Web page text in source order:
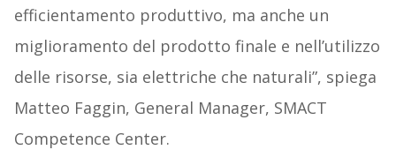
efficientamento produttivo, ma anche un
miglioramento del prodotto finale e nell’utilizzo
delle risorse, sia elettriche che naturali”, spiega
Matteo Faggin, General Manager, SMACT
Competence Center.